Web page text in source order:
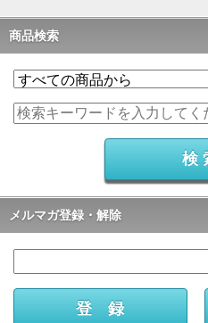
商品検索
メルマガ登録・解除